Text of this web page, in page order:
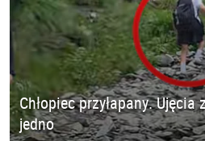
Chłopiec przyłapany.
jedno